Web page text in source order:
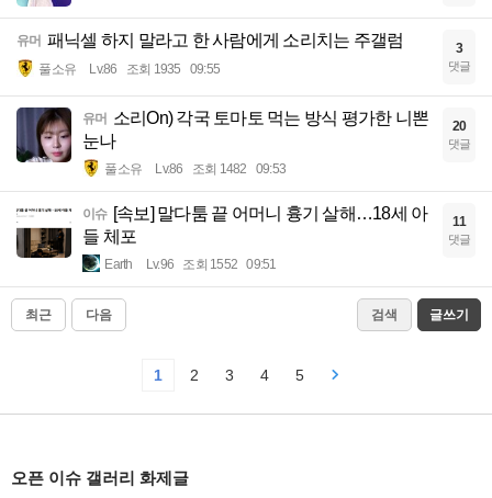
유머 패닉셀 하지 말라고 한 사람에게 소리치는 주갤럼
풀소유 Lv.86 조회 1935 09:55
3
댓글
유머 소리On) 각국 토마토 먹는 방식 평가한 니뽄
눈나
풀소유 Lv.86 조회 1482 09:53
20
댓글
이슈 [속보] 말다툼 끝 어머니 흉기 살해…18세 아
들 체포
Earth Lv.96 조회 1552 09:51
11
댓글
최근 다음 검색 글쓰기
1 2 3 4 5
오픈 이슈 갤러리 화제글